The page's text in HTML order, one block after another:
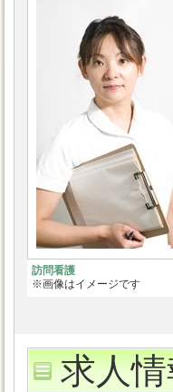
訪問看護
※画像はイメージです
求人